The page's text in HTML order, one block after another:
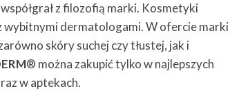
z filozofią marki. Kosmetyki
wybitnymi dermatologami. W ofercie marki
skóry suchej czy tłustej, jak i
® można zakupić tylko w najlepszych
w aptekach.